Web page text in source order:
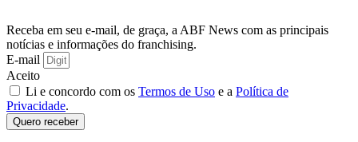
Receba em seu e-mail, de graça, a ABF News com as principais
notícias e informações do franchising.
E-mail
Aceito
Li e concordo com os Termos de Uso e a Política de
Privacidade.
Quero receber